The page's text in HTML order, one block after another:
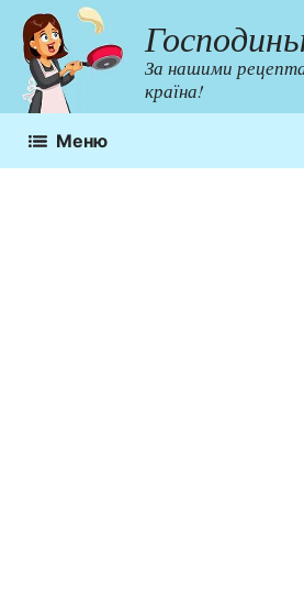
Перейти
до
контенту
За нашими
країна!
Меню